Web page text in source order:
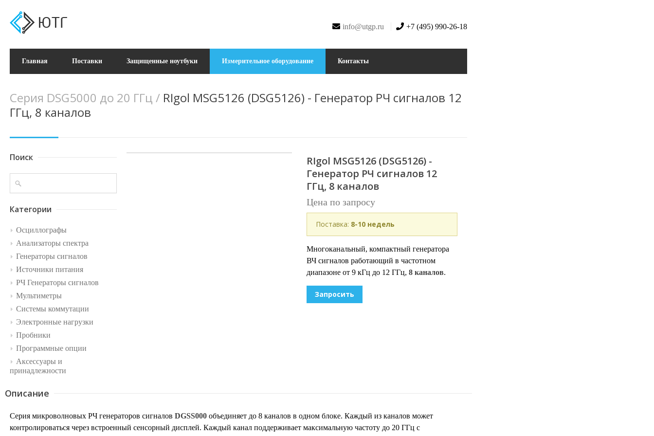
info@utgp.ru +7 (495) 990-26-18
Главная Поставки Защищенные ноутбуки Измерительное оборудование Контакты
Серия DSG5000 до 20 ГГц / RIgol MSG5126 (DSG5126) - Генератор РЧ сигналов 12
ГГц, 8 каналов
Поиск
Категории
Осциллографы
Анализаторы спектра
Генераторы сигналов
Источники питания
РЧ Генераторы сигналов
Мультиметры
Системы коммутации
Электронные нагрузки
Пробники
Программные опции
Аксессуары и
принадлежности
RIgol MSG5126 (DSG5126) -
Генератор РЧ сигналов 12
ГГц, 8 каналов
Цена по запросу
Поставка: 8-10 недель
Многоканальный, компактный генератора
ВЧ сигналов работающий в частотном
диапазоне от 9 кГц до 12 ГГц, 8 каналов.
Запросить
Описание
Серия микроволновых РЧ генераторов сигналов DGSS000 объединяет до 8 каналов в одном блоке. Каждый из каналов может
контролироваться через встроенный сенсорный дисплей. Каждый канал поддерживает максимальную частоту до 20 ГГц с